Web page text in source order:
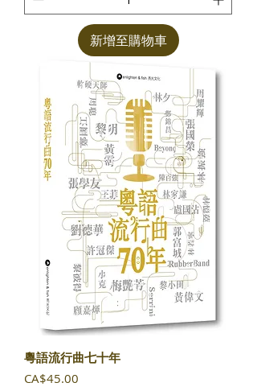
新增至購物車
粵語流行曲七十年
價格
CA$45.00